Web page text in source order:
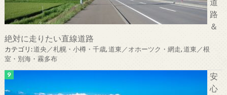
路
＆
絶対に走りたい直線道路
カテゴリ:道央／札幌・小樽・千歳,道東／オホーツク・網走,道東／根
室・別海・霧多布
安
心